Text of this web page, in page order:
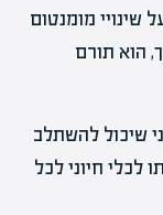
שינויי מומנטום
הוא תורם
שיכול להשתלב
לכלי חיוני לכל